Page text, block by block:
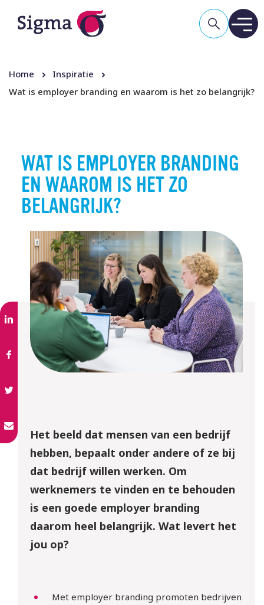
Home
Inspiratie
Wat is employer branding en waarom is het zo belangrijk?
WAT IS EMPLOYER BRANDING
EN WAAROM IS HET ZO
BELANGRIJK?
Het beeld dat mensen van een bedrijf
hebben, bepaalt onder andere of ze bij
dat bedrijf willen werken. Om
werknemers te vinden en te behouden
is een goede employer branding
daarom heel belangrijk. Wat levert het
jou op?
Met employer branding promoten bedrijven